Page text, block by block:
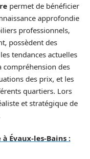
permet de bénéficier
approfondie
professionnels,
possèdent des
tendances actuelles
compréhension des
des prix, et les
quartiers. Lors
et stratégique de
Évaux-les-Bains :